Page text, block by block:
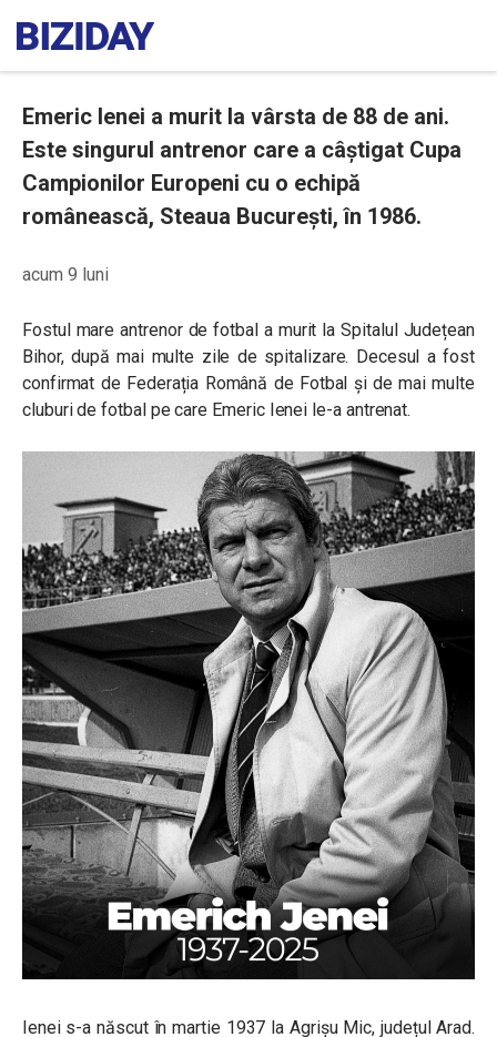
Emeric Ienei a murit la vârsta de 88 de ani.
Este singurul antrenor care a câștigat Cupa
Campionilor Europeni cu o echipă
românească, Steaua București, în 1986.
acum 9 luni
Fostul mare antrenor de fotbal a murit la Spitalul Județean
Bihor, după mai multe zile de spitalizare. Decesul a fost
confirmat de Federația Română de Fotbal și de mai multe
cluburi de fotbal pe care Emeric Ienei le-a antrenat.
Ienei s-a născut în martie 1937 la Agrișu Mic, județul Arad.